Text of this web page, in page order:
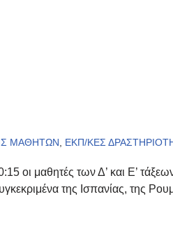
ΜΑΘΗΤΩΝ ΕΚΠ/ΚΕΣ
οι μαθητές των Δ’ και Ε’
της Ισπανίας, της